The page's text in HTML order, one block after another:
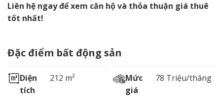
Liên hệ ngay để xem căn hộ và thỏa thuận giá thuê
tốt nhất!
Đặc điểm bất động sản
Diện
tích
212 m²
Mức
giá
78 Triệu/tháng